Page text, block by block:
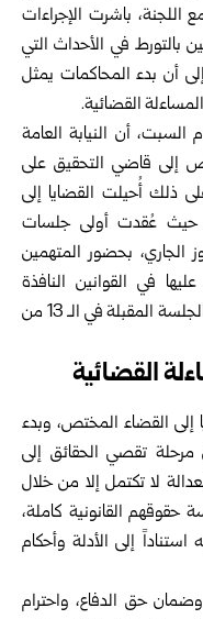
اللجنة، باشرت الإجراءات
في الأحداث التي
أن بدء ‌‏المحاكمات يمثل
القضائية.‏
أن النيابة العامة
إلى قاضي التحقيق على
ذلك أُحيلت القضايا إلى
حيث عُقدت أولى ‌‏جلسات
الجاري، بحضور المتهمين
في القوانين النافذة
وضمانات المحاكمة العادلة، على ‌‏أن تُعقد الجلسة المقبلة في الـ 13 من
القضائية
إلى القضاء المختص، وبدء
مرحلة تقصي الحقائق إلى
لا تكتمل إلا من خلال
‌‏القانونية كاملة،
إلى الأدلة وأحكام
حق الدفاع، واحترام